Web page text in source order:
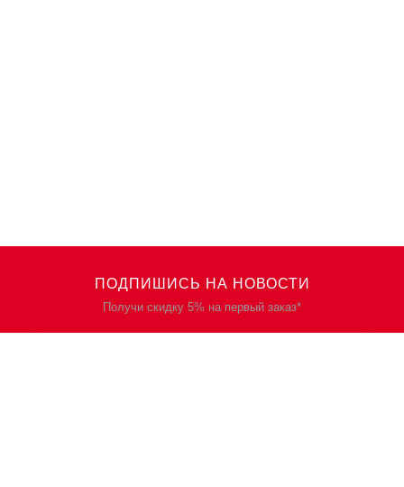
ПОДПИШИСЬ НА НОВОСТИ
Получи скидку 5% на первый заказ*